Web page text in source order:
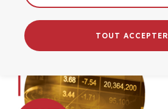
CROISSANCE
TOUT ACCEPTER